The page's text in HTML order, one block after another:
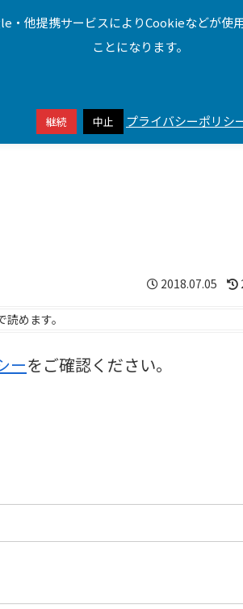
モバイル サービス
トはアフィリエイトプログラムによる収益
2018.07.05
読めます。
ーをご確認ください。
他提携サービスによりCookieなどが
ことになります。
継続 中止 プライバシーポリシ